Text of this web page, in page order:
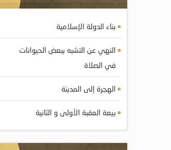
بناء الدولة الإسلامية
النهي عن التشبه ببعض الحيوانات
في الصلاة
الهجرة إلى المدينة
بيعة العقبة الأولى و الثانية